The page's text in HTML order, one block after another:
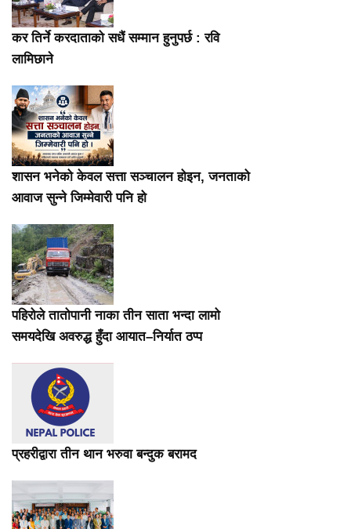
कर तिर्ने करदाताको सधैं सम्मान हुनुपर्छ : रवि
लामिछाने
शासन भनेको केवल सत्ता सञ्चालन होइन, जनताको
आवाज सुन्ने जिम्मेवारी पनि हो
पहिरोले तातोपानी नाका तीन साता भन्दा लामो
समयदेखि अवरुद्ध हुँदा आयात–निर्यात ठप्प
प्रहरीद्वारा तीन थान भरुवा बन्दुक बरामद